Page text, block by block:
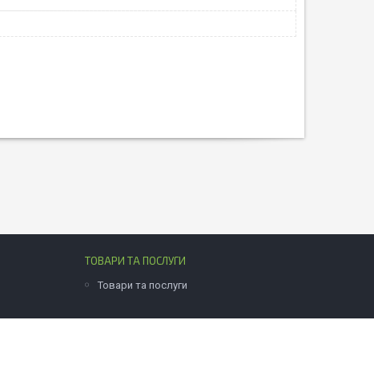
ТОВАРИ ТА ПОСЛУГИ
Товари та послуги